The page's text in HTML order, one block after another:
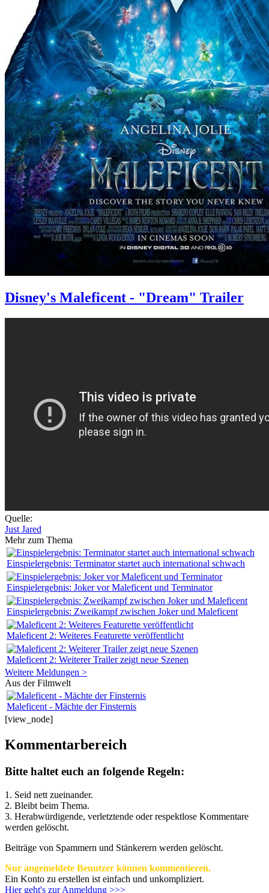
Disney's Maleficent - "Dream" Trailer
Quelle:
Just Jared
Mehr zum Thema
Einspielergebnis: Terminator startet auch international schwach
Einspielergebnis: Joker vor Maleficent und Terminator
Einspielergebnis: Zweikampf zwischen Joker und Maleficent
Maleficent 2: Weiteres Featurette veröffentlicht
Maleficent 2: Weiterer Trailer zeigt neue Szenen
Weitere Meldungen >
Aus der Filmwelt
Maleficent - Mächte der Finsternis
[view_node]
Kommentarbereich
Bitte haltet euch an folgende Regeln:
1. Seid nett zueinander.
2. Bleibt beim Thema.
3. Herabwürdigende, verletztende oder respektlose Kommentare
werden gelöscht.
Beiträge von Spammern und Stänkerern werden gelöscht.
Nur angemeldete Benutzer können kommentieren.
Ein Konto zu erstellen ist einfach und unkompliziert.
Hier geht's zur Anmeldung >>>